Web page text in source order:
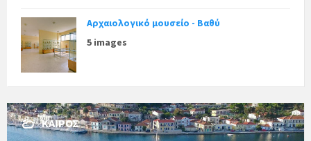
Αρχαιολογικό μουσείο - Βαθύ
5 images
ΚΑΙΡΌΣ